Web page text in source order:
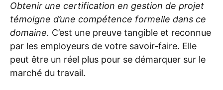
Obtenir une certification en gestion de projet
témoigne d’une compétence formelle dans ce
domaine. C’est une preuve tangible et reconnue
par les employeurs de votre savoir-faire. Elle
peut être un réel plus pour se démarquer sur le
marché du travail.